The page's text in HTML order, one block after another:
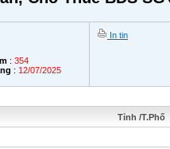
: 354
: 12/07/2025
In tin
Tỉnh /T.Phố